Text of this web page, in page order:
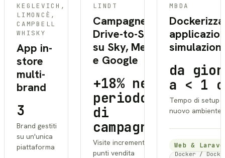
KEGLEVICH,
LIMONCÈ,
CAMPBELL
WHISKY
App in-
store
multi-
brand
3
Brand gestiti
su un'unica
piattaforma
LINDTLINDT
Campagne
Drive-to-Store
su Sky, Meta
e Google
+18% nel
periodo
di
campagna
Visite incrementali ai
punti vendita
MBDAMBDA
da
a < 1
Tempo di setup
nuovo ambiente
Web &
Docker /